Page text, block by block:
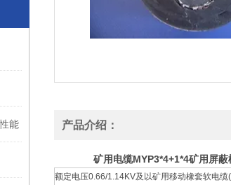
能 产品介绍：
矿用电缆MYP3*4+1*4矿用屏
额定电压0.66/1.14KV及以矿用移动橡套软电